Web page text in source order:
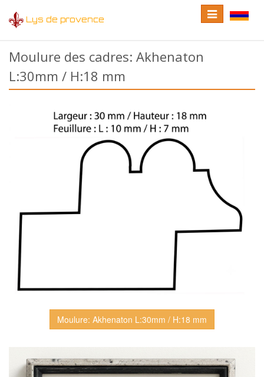
Lys de provence
Toggle
Toggle
navigation
Moulure des cadres: Akhenaton
L:30mm / H:18 mm
Moulure: Akhenaton L:30mm / H:18 mm